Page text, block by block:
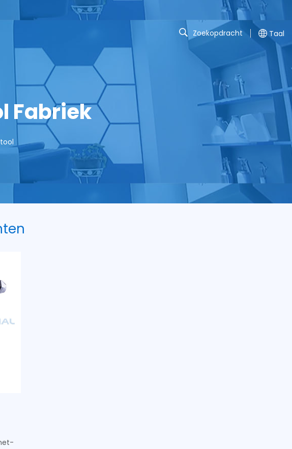
Zoekopdracht Taal
Fabriek